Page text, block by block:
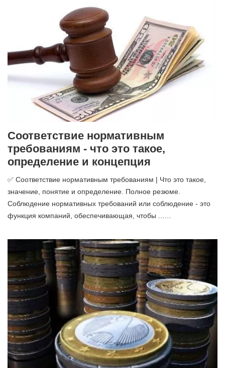
Соответствие нормативным
требованиям - что это такое,
определение и концепция
✅ Соответствие нормативным требованиям | Что это такое,
значение, понятие и определение. Полное резюме.
Соблюдение нормативных требований или соблюдение - это
функция компаний, обеспечивающая, чтобы ...…